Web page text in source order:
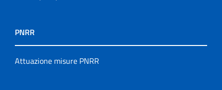
PNRR
Attuazione misure PNRR